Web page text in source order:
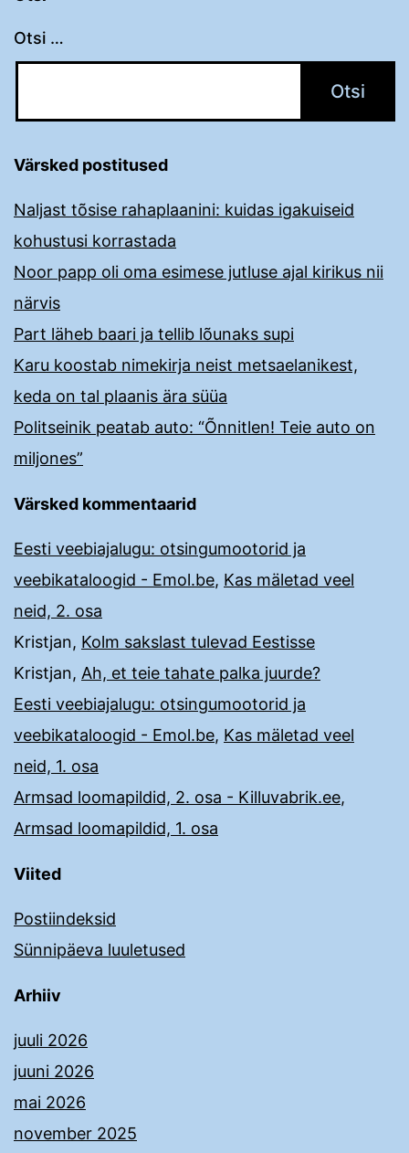
Otsi …
Värsked postitused
Naljast tõsise rahaplaanini: kuidas igakuiseid
kohustusi korrastada
Noor papp oli oma esimese jutluse ajal kirikus nii
närvis
Part läheb baari ja tellib lõunaks supi
Karu koostab nimekirja neist metsaelanikest,
keda on tal plaanis ära süüa
Politseinik peatab auto: “Õnnitlen! Teie auto on
miljones”
Värsked kommentaarid
Eesti veebiajalugu: otsingumootorid ja
veebikataloogid - Emol.be, Kas mäletad veel
neid, 2. osa
Kristjan, Kolm sakslast tulevad Eestisse
Kristjan, Ah, et teie tahate palka juurde?
Eesti veebiajalugu: otsingumootorid ja
veebikataloogid - Emol.be, Kas mäletad veel
neid, 1. osa
Armsad loomapildid, 2. osa - Killuvabrik.ee,
Armsad loomapildid, 1. osa
Viited
Postiindeksid
Sünnipäeva luuletused
Arhiiv
juuli 2026
juuni 2026
mai 2026
november 2025